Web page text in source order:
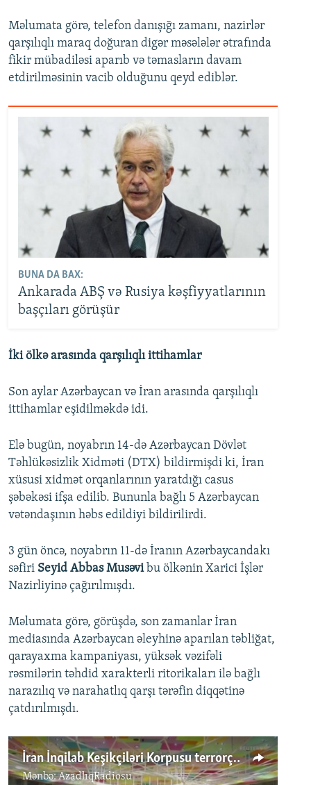
Məlumata görə, telefon danışığı zamanı, nazirlər
qarşılıqlı maraq doğuran digər məsələlər ətrafında
fikir mübadiləsi aparıb və təmasların davam
etdirilməsinin vacib olduğunu qeyd ediblər.
BUNA DA BAX:
Ankarada ABŞ və Rusiya kəşfiyyatlarının
başçıları görüşür
İki ölkə arasında qarşılıqlı ittihamlar
Son aylar Azərbaycan və İran arasında qarşılıqlı
ittihamlar eşidilməkdə idi.
Elə bugün, noyabrın 14-də Azərbaycan Dövlət
Təhlükəsizlik Xidməti (DTX) bildirmişdi ki, İran
xüsusi xidmət orqanlarının yaratdığı casus
şəbəkəsi ifşa edilib. Bununla bağlı 5 Azərbaycan
vətəndaşının həbs edildiyi bildirilirdi.
3 gün öncə, noyabrın 11-də İranın Azərbaycandakı
səfiri Seyid Abbas Musəvibu ölkənin Xarici İşlər
Nazirliyinə çağırılmışdı.
Məlumata görə, görüşdə, son zamanlar İran
mediasında Azərbaycan əleyhinə aparılan təbliğat,
qarayaxma kampaniyası, yüksək vəzifəli
rəsmilərin təhdid xarakterli ritorikaları ilə bağlı
narazılıq və narahatlıq qarşı tərəfin diqqətinə
çatdırılmışdı.
İran İnqilab Keşikçiləri Korpusu terrorçu təşkilat hesab oluna bilər
Mənbə:AzadlıqRadiosu